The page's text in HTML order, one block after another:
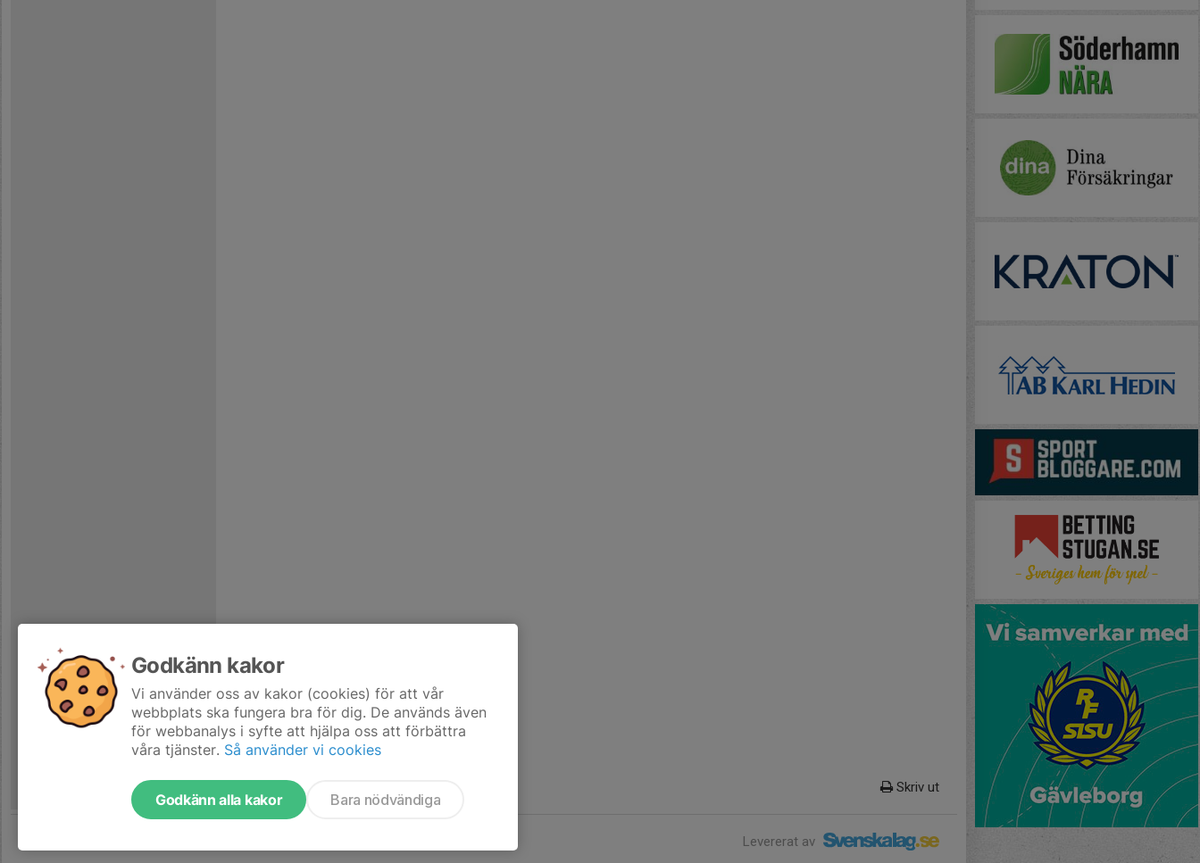
Skriv ut
Levererat av
Godkänn kakor
Vi använder oss av kakor (cookies) för att vår
webbplats ska fungera bra för dig. De används även
för webbanalys i syfte att hjälpa oss att förbättra
våra tjänster. Så använder vi cookies
Godkänn alla kakor Bara nödvändiga